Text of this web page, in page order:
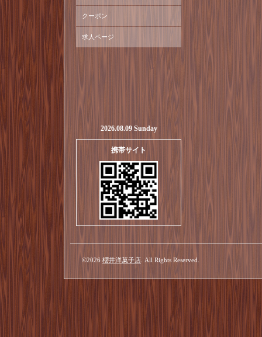
クーポン
求人ページ
2026.08.09 Sunday
携帯サイト
©2026 櫻井洋菓子店 . All Rights Reserved.